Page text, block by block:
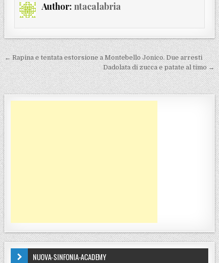
Author: ntacalabria
Navigazione articoli
← Rapina e tentata estorsione a Montebello Jonico. Due arresti
Dadolata di zucca e patate al timo →
NUOVA-SINFONIA-ACADEMY